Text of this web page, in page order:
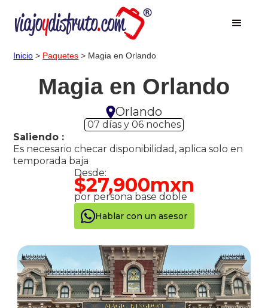
Inicio > Paquetes > Magia en Orlando
Magia en Orlando
Orlando
07 días y 06 noches
Saliendo :
Es necesario checar disponibilidad, aplica solo en
temporada baja
Desde:
$27,900mxn
por persona base doble
Hablar con un asesor